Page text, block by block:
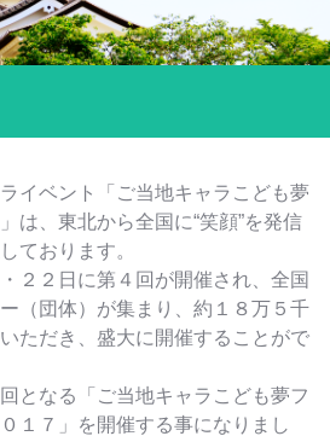
イベント「ご当地キャラこども夢
は、東北から全国に“笑顔”を発信
ております。
２２日に第４回が開催され、全国
（団体）が集まり、約１８万５千
ただき、盛大に開催することがで
となる「ご当地キャラこども夢フ
１７」を開催する事になりまし